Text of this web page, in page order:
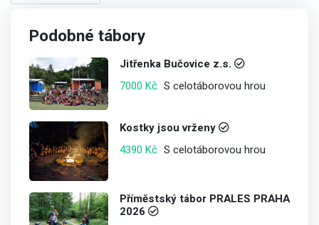
Podobné tábory
Jitřenka Bučovice z.s.
7000 Kč S celotáborovou hrou
Kostky jsou vrženy
4390 Kč S celotáborovou hrou
Příměstský tábor PRALES PRAHA
2026